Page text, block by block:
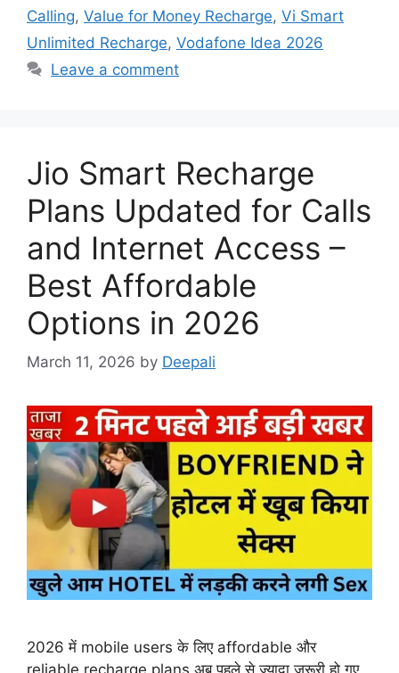
Calling, Value for Money Recharge, Vi Smart
Unlimited Recharge, Vodafone Idea 2026
Leave a comment
Jio Smart Recharge
Plans Updated for Calls
and Internet Access –
Best Affordable
Options in 2026
March 11, 2026 by Deepali
2026 में mobile users के लिए affordable और